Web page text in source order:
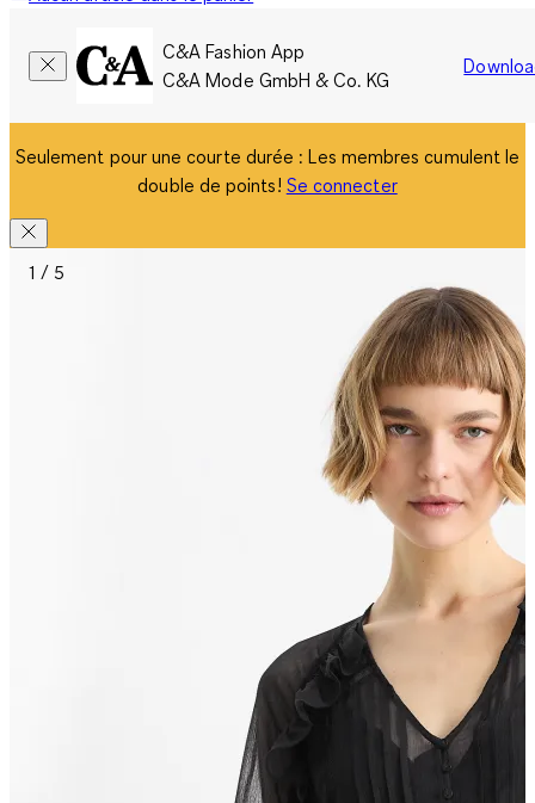
C&A Fashion App
C&A Mode GmbH & Co. KG
Seulement pour une courte durée : Les membres cumulent le
double de points! Se connecter
1 / 5